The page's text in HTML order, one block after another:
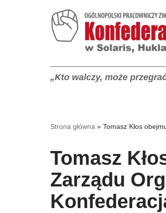
„Kto walczy, może
Strona główna » Tomasz Kłos
Tomasz
Zarządu